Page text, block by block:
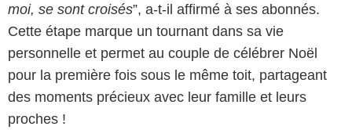
moi, se sont croisés”, a-t-il affirmé à ses abonnés.
Cette étape marque un tournant dans sa vie
personnelle et permet au couple de célébrer Noël
pour la première fois sous le même toit, partageant
des moments précieux avec leur famille et leurs
proches !